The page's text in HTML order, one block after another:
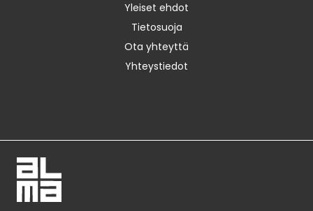
Yleiset ehdot
Tietosuoja
Ota yhteyttä
Yhteystiedot